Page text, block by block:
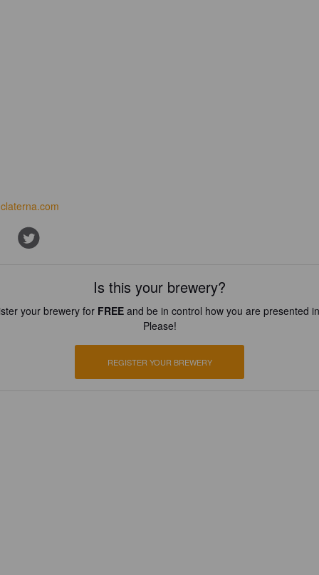
Is this your brewery?
your brewery for FREEand be in control how you are presented
Please!
REGISTER YOUR BREWERY